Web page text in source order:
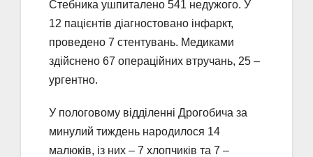
Стебника ушпиталено 541 недужого. У
12 пацієнтів діагностовано інфаркт,
проведено 7 стентувань. Медиками
здійснено 67 операційних втручань, 25 –
ургентно.
У пологовому відділенні Дрогобича за
минулий тиждень народилося 14
малюків, із них – 7 хлопчиків та 7 –